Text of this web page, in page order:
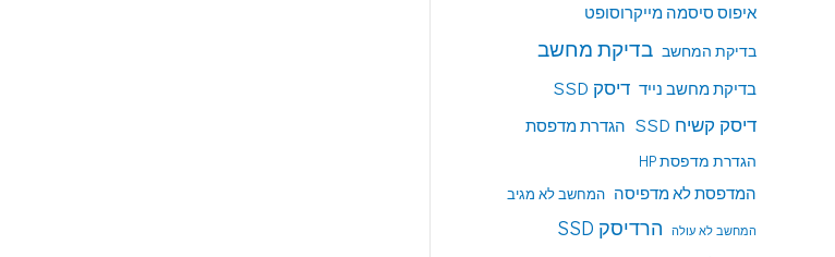
איפוס סיסמה מייקרוסופט
בדיקת המחשב בדיקת מחשב
בדיקת מחשב נייד דיסק SSD
דיסק קשיח SSD
הגדרת מדפסת
הגדרת מדפסת HP
המדפסת לא מדפיסה המחשב לא מגיב
המחשב לא עולה הרדיסק SSD